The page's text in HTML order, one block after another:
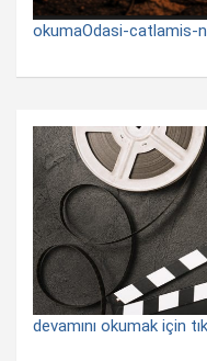
okumaOdasi-catlamis-
devamını okumak için